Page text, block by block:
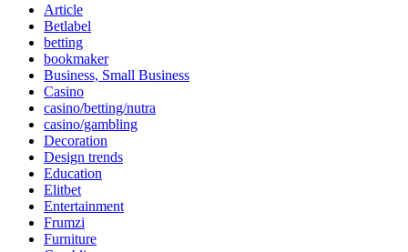
Article
Betlabel
betting
bookmaker
Business, Small Business
Casino
casino/betting/nutra
casino/gambling
Decoration
Design trends
Education
Elitbet
Entertainment
Frumzi
Furniture